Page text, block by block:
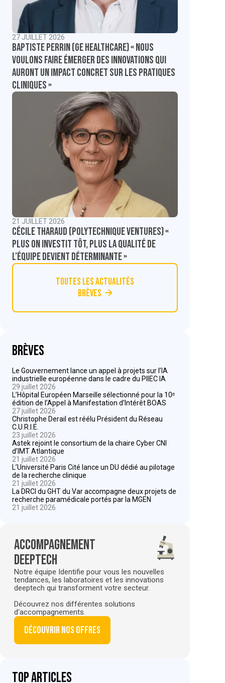
27 JUILLET 2026
Baptiste Perrin (GE Healthcare) « Nous
voulons faire émerger des innovations qui
auront un impact concret sur les pratiques
cliniques »
21 JUILLET 2026
Cécile Tharaud (Polytechnique Ventures) «
Plus on investit tôt, plus la qualité de
l’équipe devient déterminante »
Toutes les actualités
Brèves
Brèves
Le Gouvernement lance un appel à projets sur l’IA
industrielle européenne dans le cadre du PIIEC IA
29 juillet 2026
L’Hôpital Européen Marseille sélectionné pour la 10ᵉ
édition de l’Appel à Manifestation d’Intérêt BOAS
27 juillet 2026
Christophe Derail est réélu Président du Réseau
C.U.R.I.E.
23 juillet 2026
Astek rejoint le consortium de la chaire Cyber CNI
d’IMT Atlantique
21 juillet 2026
L’Université Paris Cité lance un DU dédié au pilotage
de la recherche clinique
21 juillet 2026
La DRCI du GHT du Var accompagne deux projets de
recherche paramédicale portés par la MGEN
21 juillet 2026
Accompagnement
deeptech
Notre équipe Identifie pour vous les nouvelles
tendances, les laboratoires et les innovations
deeptech qui transforment votre secteur.
Découvrez nos différentes solutions
d'accompagnements.
Découvrir nos offres
Top articles